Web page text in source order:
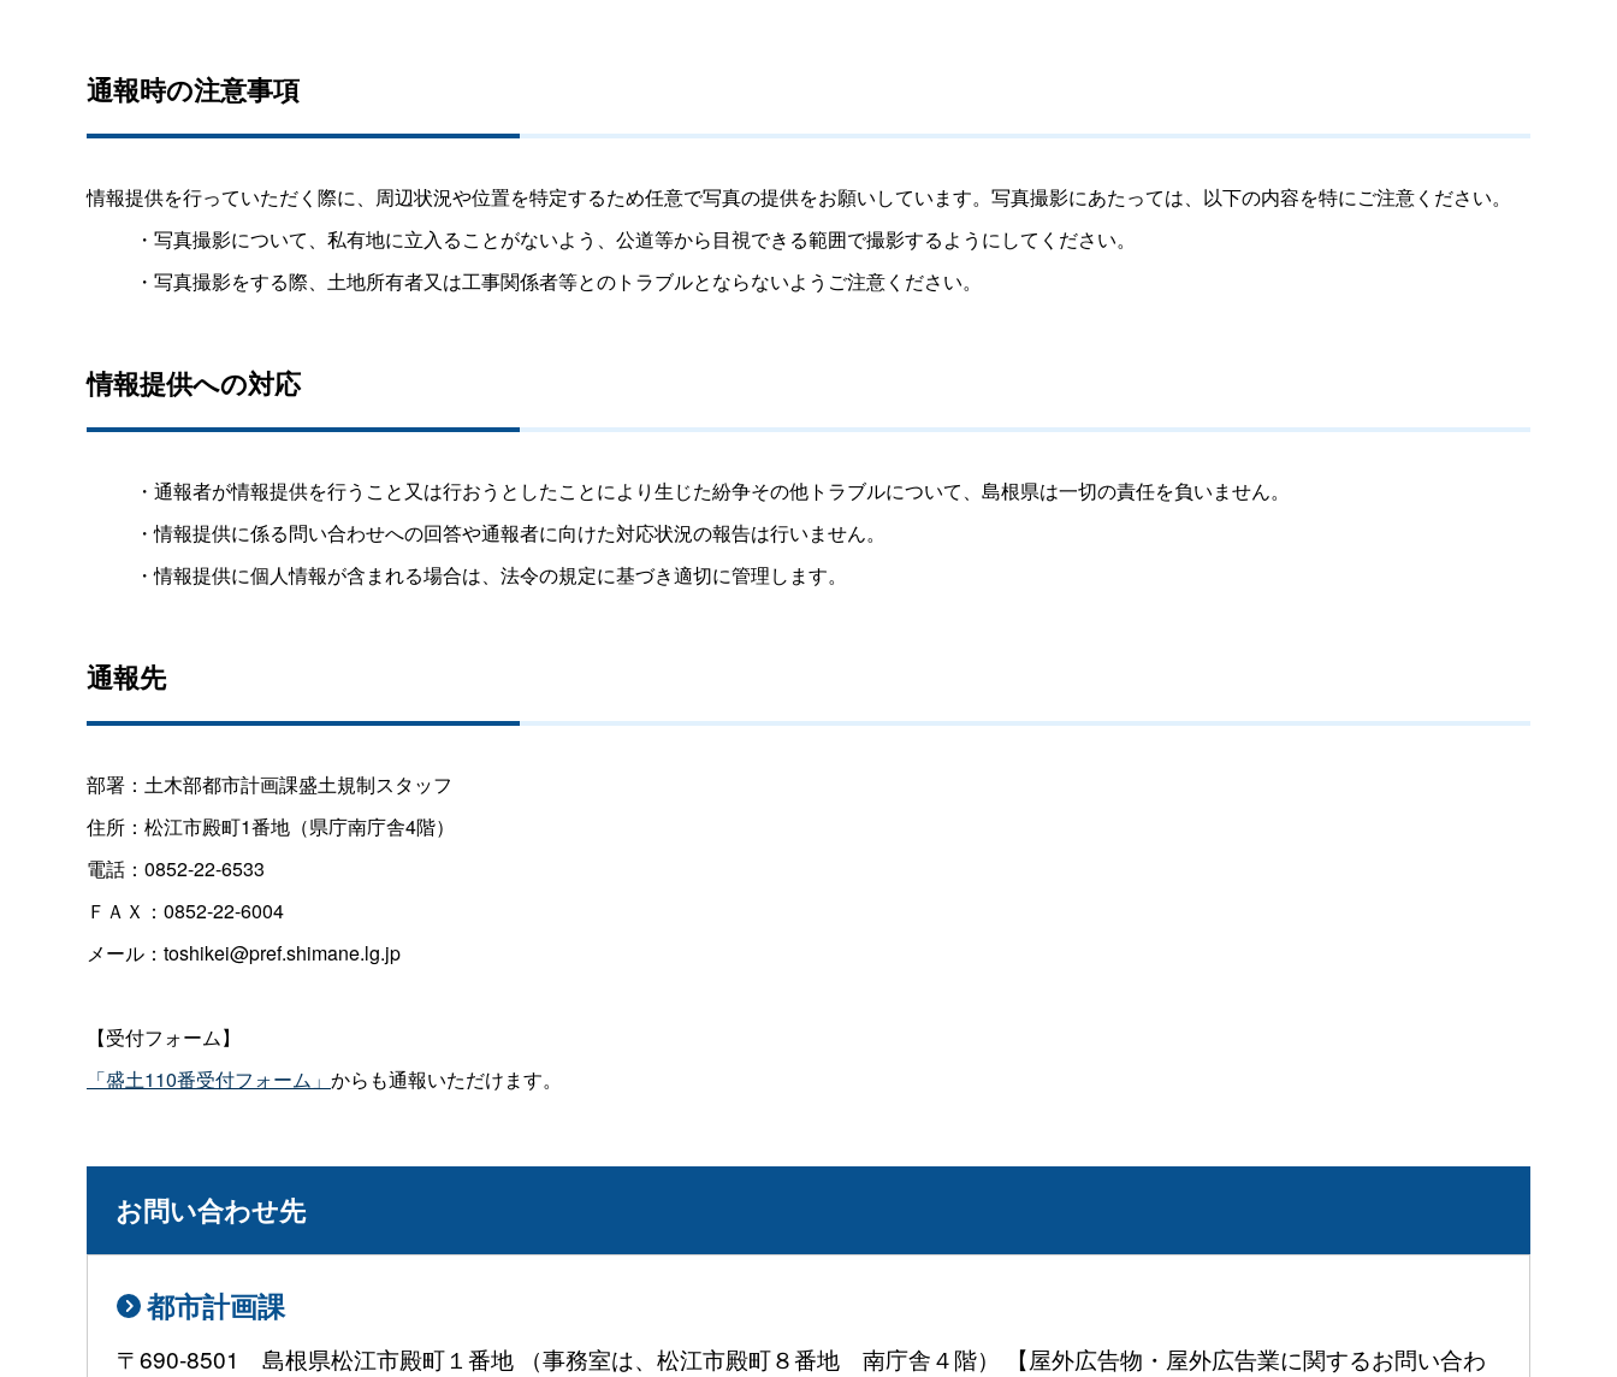
通報時の注意事項
情報提供を行っていただく際に、周辺状況や位置を特定するため任意で写真の提供をお願いしています。写真撮影にあたっては、以下の内容を特にご注意ください。
・写真撮影について、私有地に立入ることがないよう、公道等から目視できる範囲で撮影するようにしてください。
・写真撮影をする際、土地所有者又は工事関係者等とのトラブルとならないようご注意ください。
情報提供への対応
・通報者が情報提供を行うこと又は行おうとしたことにより生じた紛争その他トラブルについて、島根県は一切の責任を負いません。
・情報提供に係る問い合わせへの回答や通報者に向けた対応状況の報告は行いません。
・情報提供に個人情報が含まれる場合は、法令の規定に基づき適切に管理します。
通報先
部署：土木部都市計画課盛土規制スタッフ
住所：松江市殿町1番地（県庁南庁舎4階）
電話：0852-22-6533
ＦＡＸ：0852-22-6004
メール：toshikei@pref.shimane.lg.jp
【受付フォーム】
「盛土110番受付フォーム」 からも通報いただけます。
お問い合わせ先
都市計画課
〒690-8501 島根県松江市殿町１番地 （事務室は、松江市殿町８番地 南庁舎４階） 【屋外広告物・屋外広告業に関するお問い合わ